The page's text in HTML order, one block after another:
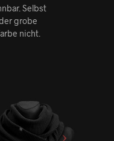
Selbst
grobe
nicht.